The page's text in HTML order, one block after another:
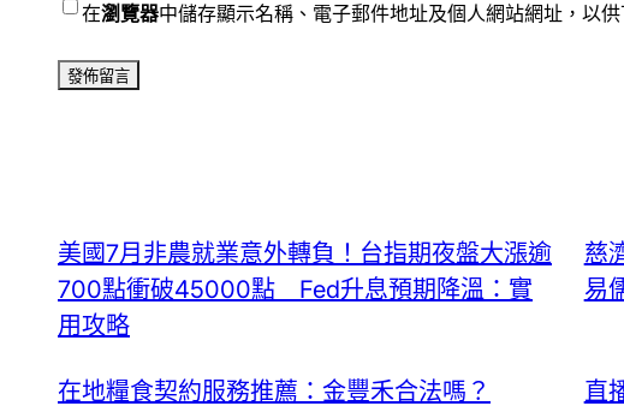
在瀏覽器中儲存顯示名稱、電子郵件地址及個人網站網址，以
美國7月非農就業意外轉負！台指期夜盤大漲逾
700點衝破45000點 Fed升息預期降溫：實
用攻略
慈
易
在地糧食契約服務推薦：金豐禾合法嗎？
直